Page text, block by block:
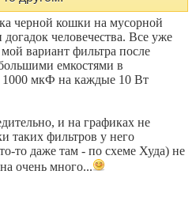
черной кошки на мусорной
человечества. Все уже
вариант фильтра после
емкостями в
1000 мкФ на каждые 10 Вт
и на графиках не
таких фильтров у него
то даже там - по схеме Худа) не
очень много...